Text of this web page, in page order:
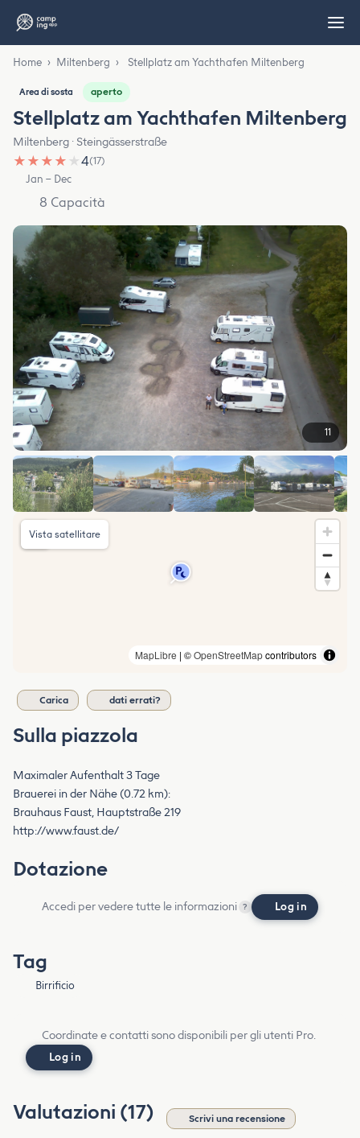
Home › Miltenberg › Stellplatz am Yachthafen Miltenberg
Area di sosta aperto
Stellplatz am Yachthafen Miltenberg
Miltenberg · Steingässerstraße
★ ★ ★ ★ ★4(17)
Jan – Dec
8 Capacità
11
MapLibre | ©OpenStreetMapcontributors
Vista satellitare
Carica dati errati?
Sulla piazzola
Maximaler Aufenthalt 3 Tage
Brauerei in der Nähe (0.72 km):
Brauhaus Faust, Hauptstraße 219
http://www.faust.de/
Dotazione
Accedi per vedere tutte le informazioni ? Log in
Tag
Birrificio
Coordinate e contatti sono disponibili per gli utenti Pro.
Log in
Valutazioni (17) Scrivi una recensione